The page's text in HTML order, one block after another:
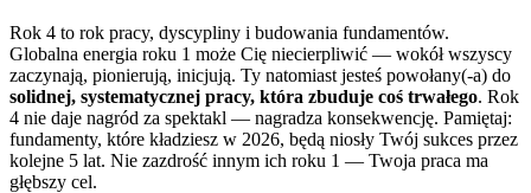
Rok 4 to rok pracy, dyscypliny i budowania fundamentów.
Globalna energia roku 1 może Cię niecierpliwić — wokół wszyscy
zaczynają, pionierują, inicjują. Ty natomiast jesteś powołany(-a) do
solidnej, systematycznej pracy, która zbuduje coś trwałego. Rok
4 nie daje nagród za spektakl — nagradza konsekwencję. Pamiętaj:
fundamenty, które kładziesz w 2026, będą niosły Twój sukces przez
kolejne 5 lat. Nie zazdrość innym ich roku 1 — Twoja praca ma
głębszy cel.